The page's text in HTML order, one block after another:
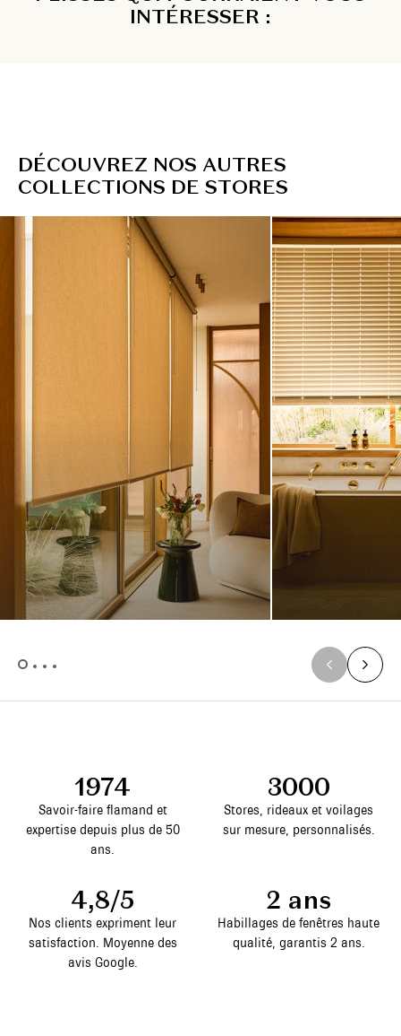
INTÉRESSER :
DÉCOUVREZ NOS AUTRES
COLLECTIONS DE STORES
1974
Savoir-faire flamand et
expertise depuis plus de 50
ans.
3000
Stores, rideaux et voilages
sur mesure, personnalisés.
4,8/5
Nos clients expriment leur
satisfaction. Moyenne des
avis Google.
2 ans
Habillages de fenêtres haute
qualité, garantis 2 ans.